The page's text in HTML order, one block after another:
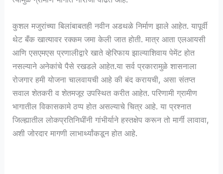
कुशल मजुरांच्या बिलांबाबतही नवीन अडथळे निर्माण झाले आहेत. यापूर्वी
थेट बँक खात्यावर रक्कम जमा केली जात होती. मात्र आता एलआयसी
आणि एसएमएस प्रणालीद्वारे खाते व्हेरिफाय झाल्याशिवाय पेमेंट होत
नसल्याने अनेकांचे पैसे रखडले आहेत.या सर्व प्रकारामुळे शासनाला
रोजगार हमी योजना चालवायची आहे की बंद करायची, असा संतप्त
सवाल शेतकरी व शेतमजूर उपस्थित करीत आहेत. परिणामी ग्रामीण
भागातील विकासकामे ठप्प होत असल्याचे चित्र आहे. या प्रश्नात
जिल्ह्यातील लोकप्रतिनिधींनी गांभीर्याने हस्तक्षेप करून तो मार्गी लावावा,
अशी जोरदार मागणी लाभार्थ्यांकडून होत आहे.